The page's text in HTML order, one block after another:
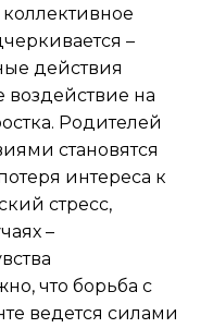
–
действия
воздействие на
Родителей
становятся
интереса к
стресс,
–
что борьба с
ведется силами